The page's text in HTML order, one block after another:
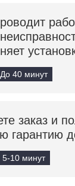
До 40 минут
заказ и
гарантию
5-10 минут